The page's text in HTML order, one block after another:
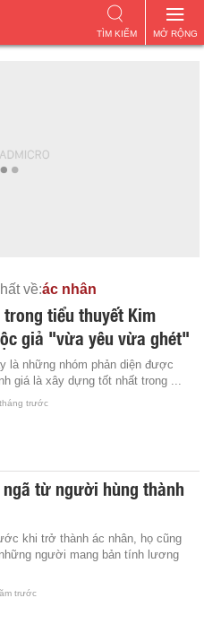
MỞ RỘNG
TÌM KIẾM
về:ác nhân
tiểu thuyết Kim
giả "vừa yêu vừa ghét"
là những nhóm phản diện được
giá là xây dựng tốt nhất trong ...
trước
từ người hùng thành
khi trở thành ác nhân, họ cũng
người mang bản tính lương
trước